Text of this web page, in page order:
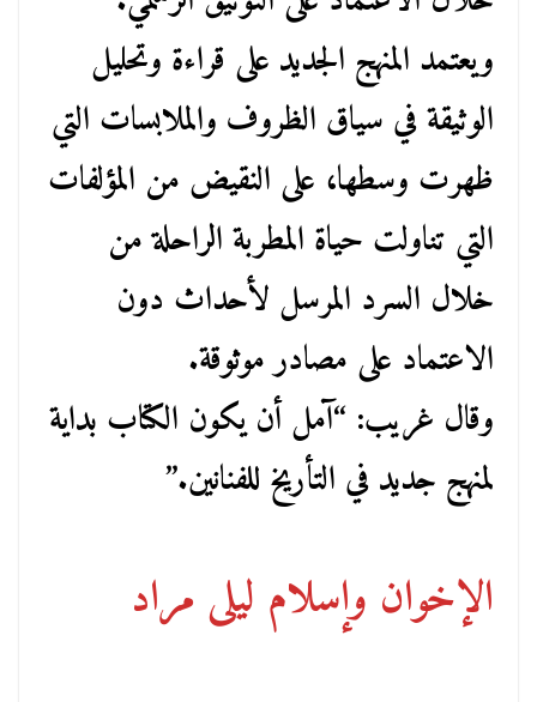
ويعتمد المنهج الجديد على قراءة وتحليل
الوثيقة في سياق الظروف والملابسات التي
ظهرت وسطها، على النقيض من المؤلفات
التي تناولت حياة المطربة الراحلة من
خلال السرد المرسل لأحداث دون
الاعتماد على مصادر موثوقة.
وقال غريب: “آمل أن يكون الكتاب بداية
لمنهج جديد في التأريخ للفنانين.”
الإخوان وإسلام ليلى مراد